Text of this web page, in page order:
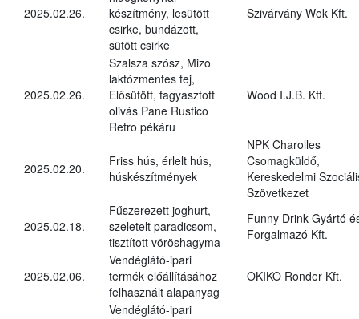
2025.02.26.
készítmény, lesütött
csirke, bundázott,
sütött csirke
Szivárvány Wok Kft.
2025.02.26.
Szalsza szósz, Mizo
laktózmentes tej,
Elősütött, fagyasztott
olivás Pane Rustico
Retro pékáru
Wood I.J.B. Kft.
2025.02.20.
Friss hús, érlelt hús,
húskészítmények
NPK Charolles
Csomagküldő,
Kereskedelmi
Szövetkezet
2025.02.18.
Fűszerezett joghurt,
szeletelt paradicsom,
tisztított vöröshagyma
Funny Drink Gyártó
Forgalmazó Kft.
2025.02.06.
Vendéglátó-ipari
termék előállításához
felhasznált alapanyag
OKIKO Ronder Kft.
Vendéglátó-ipari